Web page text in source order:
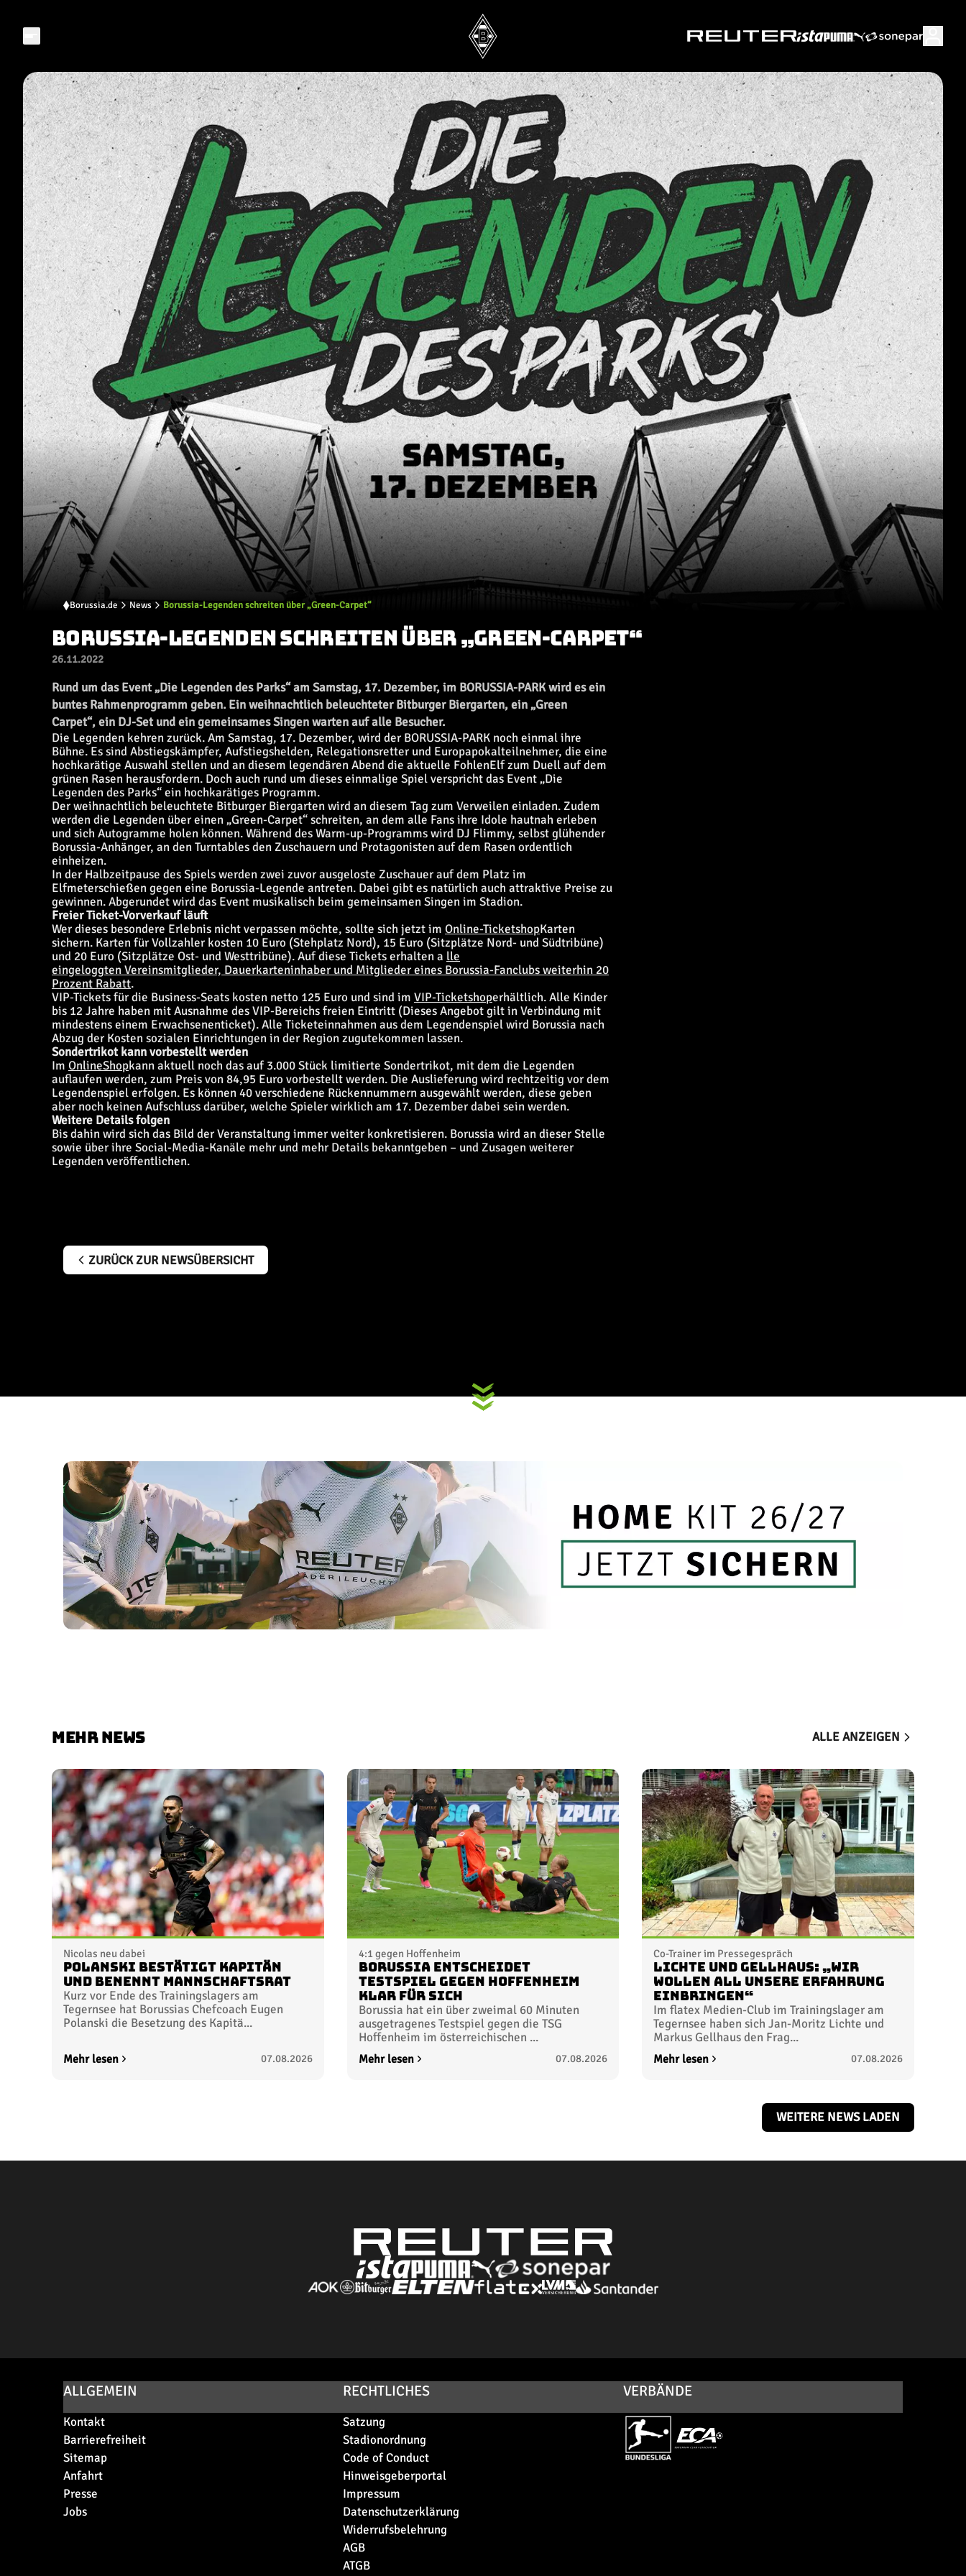
Borussia.de News Borussia-Legenden schreiten über „Green-Carpet“
BORUSSIA-LEGENDEN SCHREITEN ÜBER „GREEN-CARPET“
26.11.2022
Rund um das Event „Die Legenden des Parks“ am Samstag, 17. Dezember, im BORUSSIA-PARK wird es ein
buntes Rahmenprogramm geben. Ein weihnachtlich beleuchteter Bitburger Biergarten, ein „Green
Carpet“, ein DJ-Set und ein gemeinsames Singen warten auf alle Besucher.
Die Legenden kehren zurück. Am Samstag, 17. Dezember, wird der BORUSSIA-PARK noch einmal ihre
Bühne. Es sind Abstiegskämpfer, Aufstiegshelden, Relegationsretter und Europapokalteilnehmer, die eine
hochkarätige Auswahl stellen und an diesem legendären Abend die aktuelle FohlenElf zum Duell auf dem
grünen Rasen herausfordern. Doch auch rund um dieses einmalige Spiel verspricht das Event „Die
Legenden des Parks“ ein hochkarätiges Programm.
Der weihnachtlich beleuchtete Bitburger Biergarten wird an diesem Tag zum Verweilen einladen. Zudem
werden die Legenden über einen „Green-Carpet“ schreiten, an dem alle Fans ihre Idole hautnah erleben
und sich Autogramme holen können. Während des Warm-up-Programms wird DJ Flimmy, selbst glühender
Borussia-Anhänger, an den Turntables den Zuschauern und Protagonisten auf dem Rasen ordentlich
einheizen.
In der Halbzeitpause des Spiels werden zwei zuvor ausgeloste Zuschauer auf dem Platz im
Elfmeterschießen gegen eine Borussia-Legende antreten. Dabei gibt es natürlich auch attraktive Preise zu
gewinnen. Abgerundet wird das Event musikalisch beim gemeinsamen Singen im Stadion.
Freier Ticket-Vorverkauf läuft
Wer dieses besondere Erlebnis nicht verpassen möchte, sollte sich jetzt im Online-TicketshopKarten
sichern. Karten für Vollzahler kosten 10 Euro (Stehplatz Nord), 15 Euro (Sitzplätze Nord- und Südtribüne)
und 20 Euro (Sitzplätze Ost- und Westtribüne). Auf diese Tickets erhalten a lle
eingeloggten Vereinsmitglieder, Dauerkarteninhaber und Mitglieder eines Borussia-Fanclubs weiterhin 20
Prozent Rabatt.
VIP-Tickets für die Business-Seats kosten netto 125 Euro und sind im VIP-Ticketshoperhältlich. Alle Kinder
bis 12 Jahre haben mit Ausnahme des VIP-Bereichs freien Eintritt (Dieses Angebot gilt in Verbindung mit
mindestens einem Erwachsenenticket). Alle Ticketeinnahmen aus dem Legendenspiel wird Borussia nach
Abzug der Kosten sozialen Einrichtungen in der Region zugutekommen lassen.
Sondertrikot kann vorbestellt werden
Im OnlineShopkann aktuell noch das auf 3.000 Stück limitierte Sondertrikot, mit dem die Legenden
auflaufen werden, zum Preis von 84,95 Euro vorbestellt werden. Die Auslieferung wird rechtzeitig vor dem
Legendenspiel erfolgen. Es können 40 verschiedene Rückennummern ausgewählt werden, diese geben
aber noch keinen Aufschluss darüber, welche Spieler wirklich am 17. Dezember dabei sein werden.
Weitere Details folgen
Bis dahin wird sich das Bild der Veranstaltung immer weiter konkretisieren. Borussia wird an dieser Stelle
sowie über ihre Social-Media-Kanäle mehr und mehr Details bekanntgeben – und Zusagen weiterer
Legenden veröffentlichen.
ZURÜCK ZUR NEWSÜBERSICHT
MEHR NEWS ALLE ANZEIGEN
Nicolas neu dabei
Polanski bestätigt Kapitän
und benennt Mannschaftsrat
Kurz vor Ende des Trainingslagers am
Tegernsee hat Borussias Chefcoach Eugen
Polanski die Besetzung des Kapitä...
Mehr lesen 07.08.2026
4:1 gegen Hoffenheim
Borussia entscheidet
Testspiel gegen Hoffenheim
klar für sich
Borussia hat ein über zweimal 60 Minuten
ausgetragenes Testspiel gegen die TSG
Hoffenheim im österreichischen ...
Mehr lesen 07.08.2026
Co-Trainer im Pressegespräch
Lichte und Gellhaus: „Wir
wollen all unsere Erfahrung
einbringen“
Im flatex Medien-Club im Trainingslager am
Tegernsee haben sich Jan-Moritz Lichte und
Markus Gellhaus den Frag...
Mehr lesen 07.08.2026
WEITERE NEWS LADEN
ALLGEMEIN
Kontakt
Barrierefreiheit
Sitemap
Anfahrt
Presse
Jobs
RECHTLICHES
Satzung
Stadionordnung
Code of Conduct
Hinweisgeberportal
Impressum
Datenschutzerklärung
Widerrufsbelehrung
AGB
ATGB
VERBÄNDE